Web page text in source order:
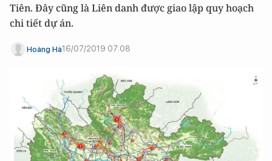
Tiên. Đây cũng là Liên danh được giao lập quy hoạch
chi tiết dự án.
Hoàng Hà16/07/2019 07:08